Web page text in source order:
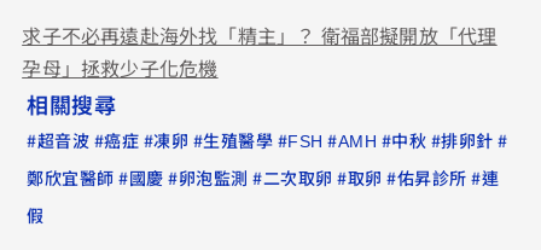
求子不必再遠赴海外找「精主」？ 衛福部擬開放「代理
孕母」拯救少子化危機
相關搜尋
#超音波 #癌症 #凍卵 #生殖醫學 #FSH #AMH #中秋 #排卵針 #
鄭欣宜醫師 #國慶 #卵泡監測 #二次取卵 #取卵 #佑昇診所 #連
假